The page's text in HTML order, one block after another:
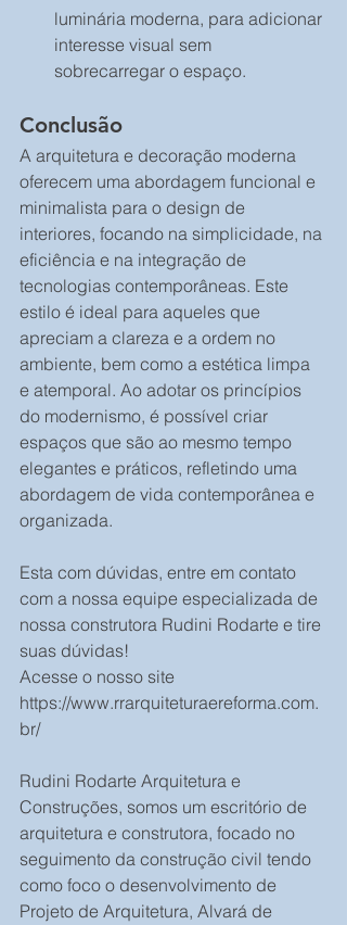
luminária moderna, para adicionar
interesse visual sem
sobrecarregar o espaço.
Conclusão
A arquitetura e decoração moderna
oferecem uma abordagem funcional e
minimalista para o design de
interiores, focando na simplicidade, na
eficiência e na integração de
tecnologias contemporâneas. Este
estilo é ideal para aqueles que
apreciam a clareza e a ordem no
ambiente, bem como a estética limpa
e atemporal. Ao adotar os princípios
do modernismo, é possível criar
espaços que são ao mesmo tempo
elegantes e práticos, refletindo uma
abordagem de vida contemporânea e
organizada.
Esta com dúvidas, entre em contato
com a nossa equipe especializada de
nossa construtora Rudini Rodarte e tire
suas dúvidas!
Acesse o nosso site
https://www.rrarquiteturaereforma.com.
br/
Rudini Rodarte Arquitetura e
Construções, somos um escritório de
arquitetura e construtora, focado no
seguimento da construção civil tendo
como foco o desenvolvimento de
Projeto de Arquitetura, Alvará de